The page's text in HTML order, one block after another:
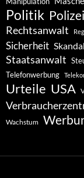
Politik Polizei
Rechtsanwalt
Sicherheit Skandal
Staatsanwalt
Telefonwerbung
Urteile USA
Wachstum